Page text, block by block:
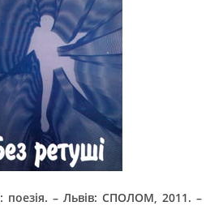
поезія. – Львів: СПОЛОМ, 2011. –